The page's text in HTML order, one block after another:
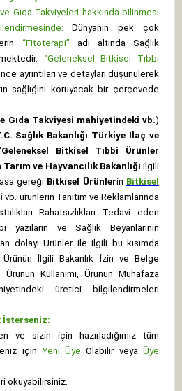
Gıda Takviyeleri hakkında bilinmesi
Dünyanın pek çok
“Fitoterapi” adı altında Sağlık
"Geleneksel Bitkisel Tıbbi
ayrıntıları ve detayları düşünülerek
sağlığını koruyacak bir çerçevede
Gıda Takviyesi mahiyetindeki vb.)
Sağlık Bakanlığı Türkiye İlaç ve
Geleneksel Bitkisel Tıbbi Ürünler
Tarım ve Hayvancılık Bakanlığı ilgili
gereği Bitkisel Ürünlerin Bitkisel
vb. ürünlerin Tanıtım ve Reklamlarında
Rahatsızlıkları Tedavi eden
yazıların ve Sağlık Beyanlarının
dolayı Ürünler ile ilgili bu kısımda
Ürünün İlgili Bakanlık İzin ve Belge
Kullanımı, Ürünün Muhafaza
üretici bilgilendirmeleri
İsterseniz:
ve sizin için hazırladığımız tüm
için Yeni Üye Olabilir veyaÜye
okuyabilirsiniz.